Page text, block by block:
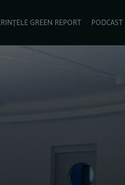
GREEN REPORT PODCAST
SCHIMBĂRI CLIMATICE